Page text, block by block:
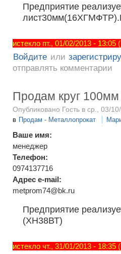
Предприятие
истекло пт., 01/02/2013 -
Войдите или
отправлять комментарии
Продам круг
Опубликовано Гость в ср., 03/
в Продам - Металлопрокат
Ваше имя:
менеджер
Телефон:
0974137716
Адрес e-mail:
metprom74@bk.ru
Предприятие
(ХН38ВТ)
истекло чт., 31/01/2013 -